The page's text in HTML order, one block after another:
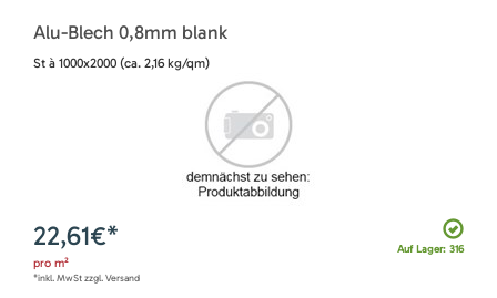
Alu-Blech 0,8mm blank
St à 1000x2000 (ca. 2,16 kg/qm)
Auf Lager: 316
22,61€*
pro m²
*inkl. MwSt zzgl. Versand